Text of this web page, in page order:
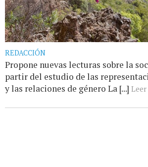
REDACCIÓN
Propone nuevas lecturas sobre la
partir del estudio de las
y las relaciones de género La [...] Leer